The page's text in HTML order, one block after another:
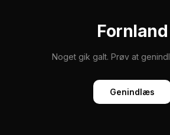
Fornland
Noget gik galt. Prøv at
Genindlæs